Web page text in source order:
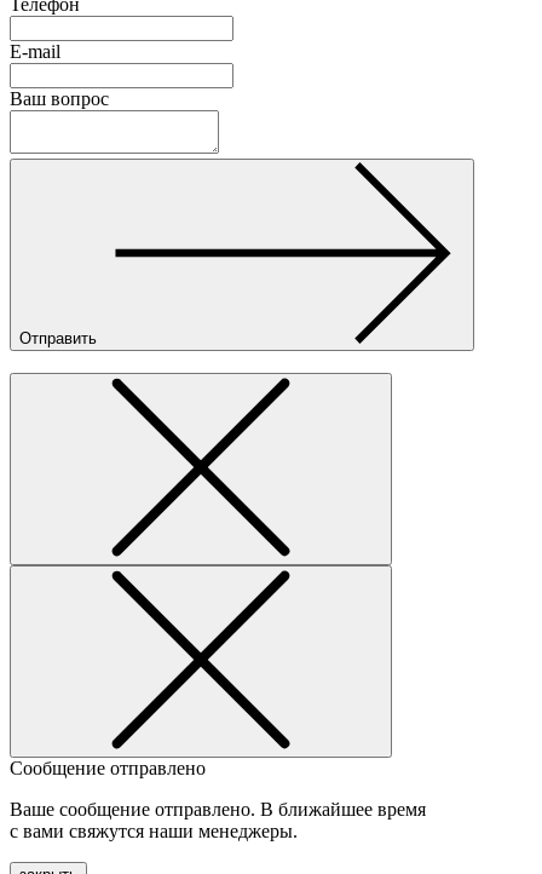
E-mail
Ваш вопрос
Отправить
Сообщение отправлено
Ваше сообщение отправлено. В ближайшее время
с вами свяжутся наши менеджеры.